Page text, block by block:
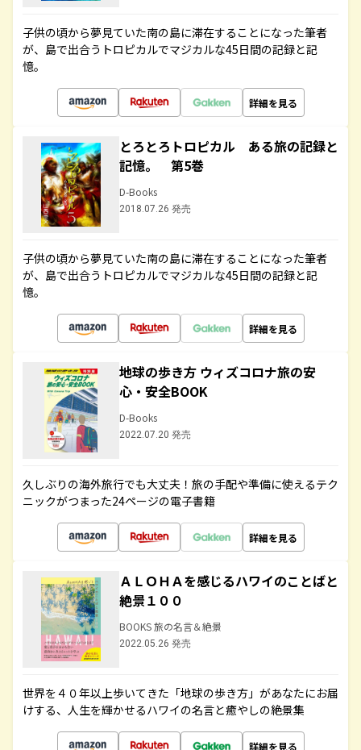
子供の頃から夢見ていた南の島に滞在することになった筆者
が、島で出合うトロピカルでマジカルな45日間の記録と記
憶。
詳細を見る
とろとろトロピカル ある旅の記録と
記憶。 第5巻
D-Books
2018.07.26 発売
子供の頃から夢見ていた南の島に滞在することになった筆者
が、島で出合うトロピカルでマジカルな45日間の記録と記
憶。
詳細を見る
地球の歩き方 ウィズコロナ旅の安
心・安全BOOK
D-Books
2022.07.20 発売
久しぶりの海外旅行でも大丈夫！旅の手配や準備に使えるテク
ニックがつまった24ページの電子書籍
詳細を見る
ＡＬＯＨＡを感じるハワイのことばと
絶景１００
BOOKS 旅の名言＆絶景
2022.05.26 発売
世界を４０年以上歩いてきた「地球の歩き方」があなたにお届
けする、人生を輝かせるハワイの名言と癒やしの絶景集
詳細を見る